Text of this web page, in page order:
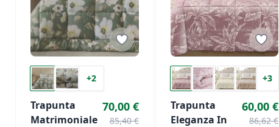
+2
Trapunta
Matrimoniale
70,00 €
85,40 €
+3
Trapunta
Eleganza In
60,00 €
86,62 €